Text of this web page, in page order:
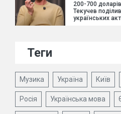
200-700
Текучев
українських
Теги
Музика Україна Київ
Росія Українська мова